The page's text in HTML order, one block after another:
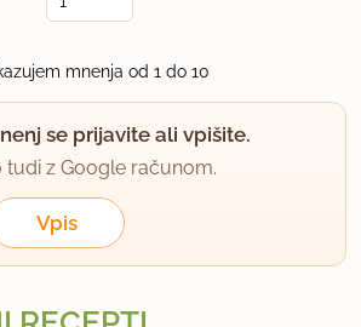
42 sporočil
sporočil
mnenja od 1 do 10
se prijavite ali vpišite.
tudi z Google računom.
Vpis